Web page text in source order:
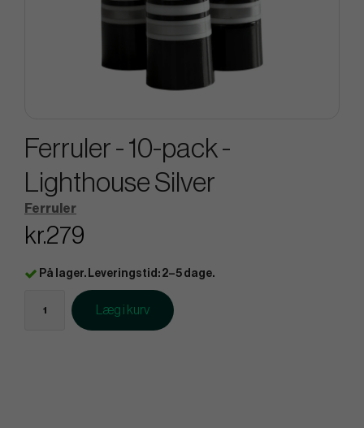
Ferruler - 10-pack -
Lighthouse Silver
Ferruler
kr.279
På lager. Leveringstid: 2–5 dage.
Læg i kurv